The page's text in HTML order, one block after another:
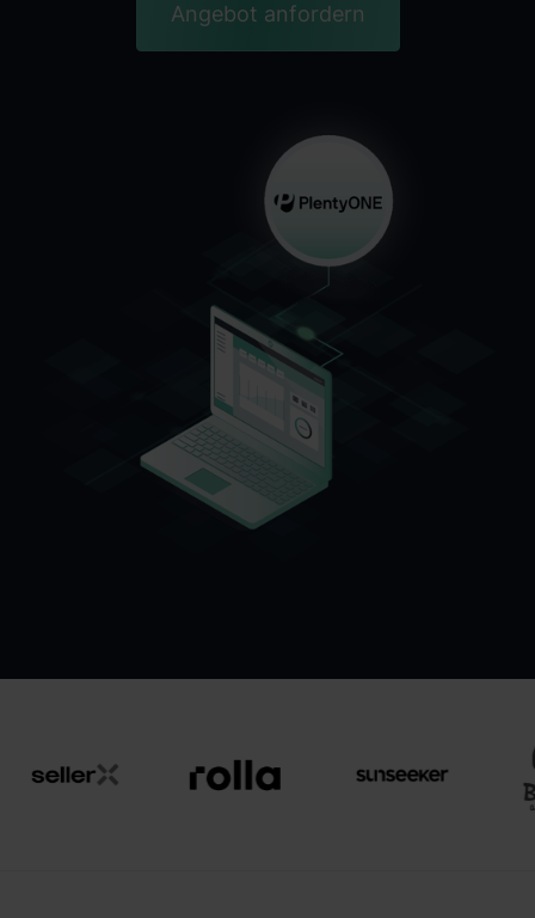
Angebot anfordern